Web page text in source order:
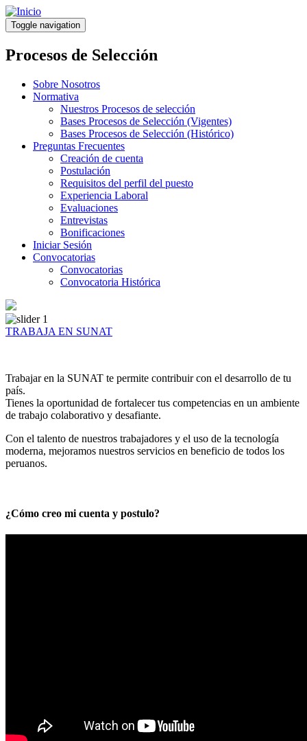
Pasar
al
contenido
principal
Toggle navigation
Procesos de Selección
Sobre Nosotros
Normativa
Nuestros Procesos de selección
Bases Procesos de Selección (Vigentes)
Bases Procesos de Selección (Histórico)
Preguntas Frecuentes
Creación de cuenta
Postulación
Requisitos del perfil del puesto
Experiencia Laboral
Evaluaciones
Entrevistas
Bonificaciones
Iniciar Sesión
Convocatorias
Convocatorias
Convocatoria Histórica
TRABAJA EN SUNAT
Trabajar en la SUNAT te permite contribuir con el desarrollo de tu
país.
Tienes la oportunidad de fortalecer tus competencias en un ambiente
de trabajo colaborativo y desafiante.
Con el talento de nuestros trabajadores y el uso de la tecnología
moderna, mejoramos nuestros servicios en beneficio de todos los
peruanos.
¿Cómo creo mi cuenta y postulo?